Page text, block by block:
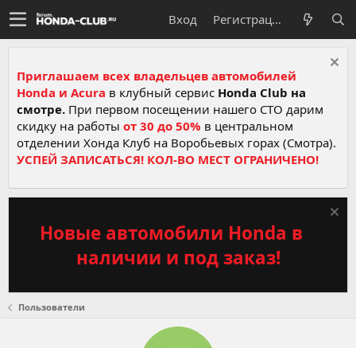
Вход Регистрация
Приглашаем всех владельцев автомобилей
Honda и Acura в клубный сервис Honda Club на
смотре. При первом посещении нашего СТО дарим
скидку на работы от 30 до 50% в центральном
отделении Хонда Клуб на Воробьевых горах (Смотра).
УСПЕЙ ЗАПИСАТЬСЯ! КОЛ-ВО МЕСТ ОГРАНИЧЕНО!
Новые автомобили Honda в
наличии и под заказ!
Пользователи